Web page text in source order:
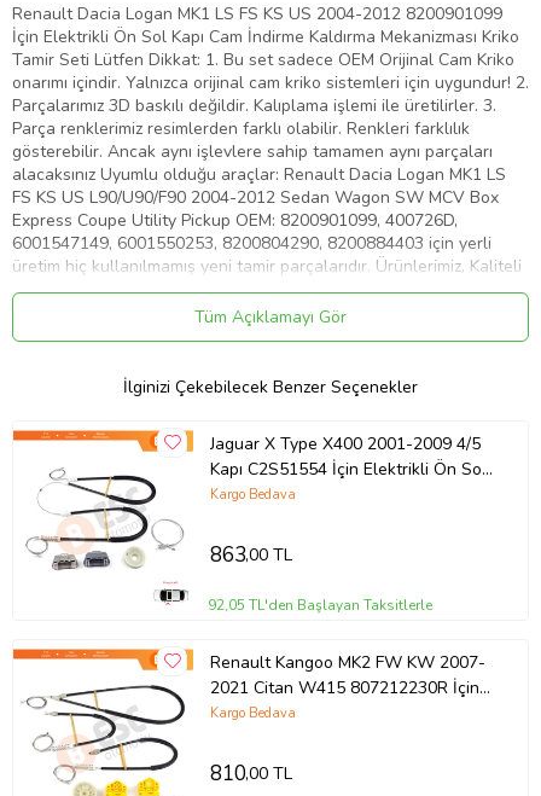
Renault Dacia Logan MK1 LS FS KS US 2004-2012 8200901099
İçin Elektrikli Ön Sol Kapı Cam İndirme Kaldırma Mekanizması Kriko
Tamir Seti Lütfen Dikkat: 1. Bu set sadece OEM Orijinal Cam Kriko
onarımı içindir. Yalnızca orijinal cam kriko sistemleri için uygundur! 2.
Parçalarımız 3D baskılı değildir. Kalıplama işlemi ile üretilirler. 3.
Parça renklerimiz resimlerden farklı olabilir. Renkleri farklılık
gösterebilir. Ancak aynı işlevlere sahip tamamen aynı parçaları
alacaksınız Uyumlu olduğu araçlar: Renault Dacia Logan MK1 LS
FS KS US L90/U90/F90 2004-2012 Sedan Wagon SW MCV Box
Express Coupe Utility Pickup OEM: 8200901099, 400726D,
6001547149, 6001550253, 8200804290, 8200884403 için yerli
üretim hiç kullanılmamış yeni tamir parçalarıdır. Ürünlerimiz, Kaliteli
Yerli Üretim Yan Sanayii Ürünüdür, OEM Numaraları Sadece
Referans İçindir. Lütfen satın almadan önce kendi parçanızı bizim
ürün resimleri ile kıyaslayınız.
Tüm Açıklamayı Gör
İlginizi Çekebilecek Benzer Seçenekler
Jaguar X Type X400 2001-2009 4/5
Kapı C2S51554 İçin Elektrikli Ön Sol
Cam Kriko Tamir Seti
Kargo Bedava
863,00 TL
92,05 TL'den Başlayan Taksitlerle
Renault Kangoo MK2 FW KW 2007-
2021 Citan W415 807212230R İçin
Ön Sol Kapı Cam Kriko Tamir Seti
Kargo Bedava
810,00 TL